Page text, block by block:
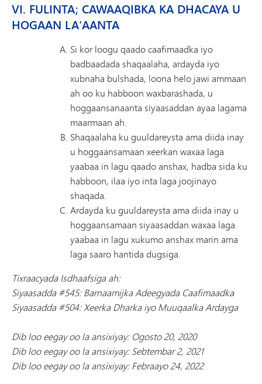
VI. FULINTA; CAWAAQIBKA KA DHACAYA U
HOGAAN LA'AANTA
Si kor loogu qaado caafimaadka iyo
badbaadada shaqaalaha, ardayda iyo
xubnaha bulshada, loona helo jawi ammaan
ah oo ku habboon waxbarashada, u
hoggaansanaanta siyaasaddan ayaa lagama
maarmaan ah.
Shaqaalaha ku guuldareysta ama diida inay
u hoggaansamaan xeerkan waxaa laga
yaabaa in lagu qaado anshax, hadba sida ku
habboon, ilaa iyo inta laga joojinayo
shaqada.
Ardayda ku guuldareysta ama diida inay u
hoggaansamaan siyaasaddan waxaa laga
yaabaa in lagu xukumo anshax marin ama
laga saaro hantida dugsiga.
Tixraacyada Isdhaafsiga ah:
Siyaasadda #545: Barnaamijka Adeegyada Caafimaadka
Siyaasadda #504: Xeerka Dharka iyo Muuqaalka Ardayga
Dib loo eegay oo la ansixiyay: Ogosto 20, 2020
Dib loo eegay oo la ansixiyay: Sebtembar 2, 2021
Dib loo eegay oo la ansixiyay: Febraayo 24, 2022